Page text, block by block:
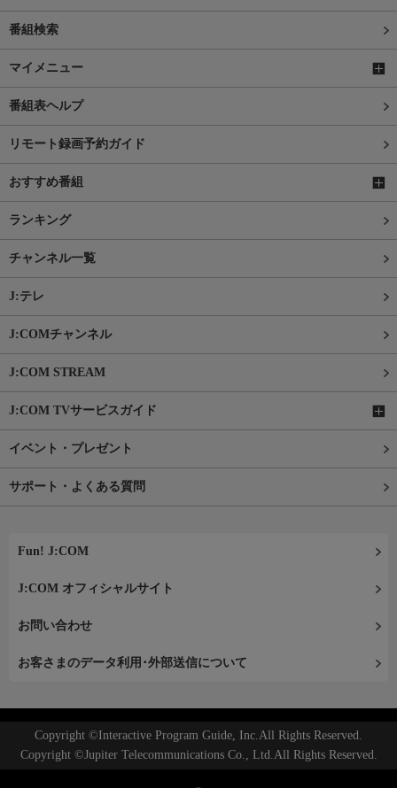
番組検索
マイメニュー
番組表ヘルプ
リモート録画予約ガイド
おすすめ番組
ランキング
チャンネル一覧
J:テレ
J:COMチャンネル
J:COM STREAM
J:COM TVサービスガイド
イベント・プレゼント
サポート・よくある質問
Fun! J:COM
J:COM オフィシャルサイト
お問い合わせ
お客さまのデータ利用･外部送信について
Copyright ©Interactive Program Guide, Inc.All Rights Reserved.
Copyright ©Jupiter Telecommunications Co., Ltd.All Rights Reserved.